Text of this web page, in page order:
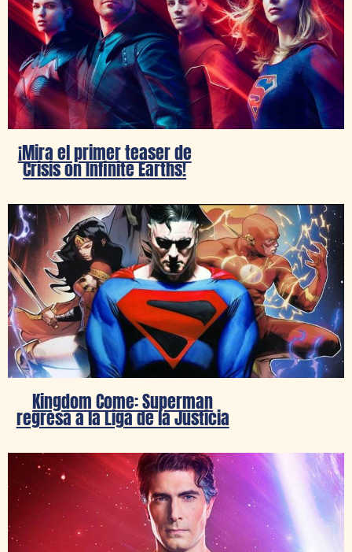
¡Mira el primer teaser de
Crisis on Infinite Earths!
Kingdom Come: Superman
regresa a la Liga de la Justicia